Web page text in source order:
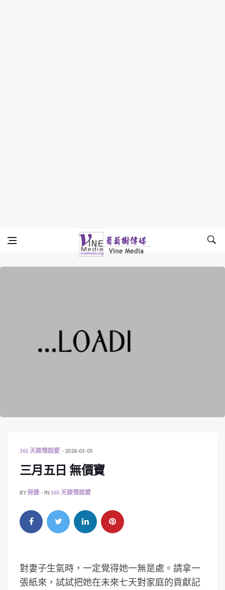
Vine Media
葡萄樹傳媒
365 天談情說愛 2026-03-05
三月五日 無價寶
BY保捷 IN 365 天談情說愛
對妻子生氣時，一定覺得她一無是處。請拿一
張紙來，試試把她在未來七天對家庭的貢獻記